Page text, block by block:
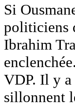
Si
politiciens
Ibrahim
VDP. Il y a
sillonnent